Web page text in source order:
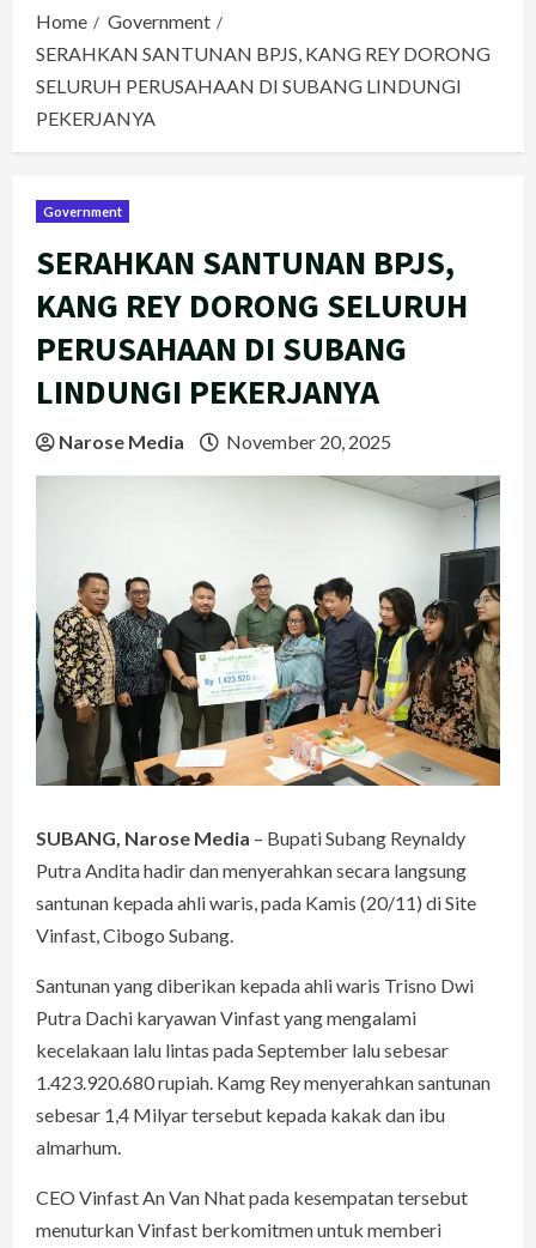
Home
Government
SERAHKAN SANTUNAN BPJS, KANG REY DORONG
SELURUH PERUSAHAAN DI SUBANG LINDUNGI
PEKERJANYA
Government
SERAHKAN SANTUNAN BPJS,
KANG REY DORONG SELURUH
PERUSAHAAN DI SUBANG
LINDUNGI PEKERJANYA
Narose Media November 20, 2025
SUBANG, Narose Media – Bupati Subang Reynaldy
Putra Andita hadir dan menyerahkan secara langsung
santunan kepada ahli waris, pada Kamis (20/11) di Site
Vinfast, Cibogo Subang.
Santunan yang diberikan kepada ahli waris Trisno Dwi
Putra Dachi karyawan Vinfast yang mengalami
kecelakaan lalu lintas pada September lalu sebesar
1.423.920.680 rupiah. Kamg Rey menyerahkan santunan
sebesar 1,4 Milyar tersebut kepada kakak dan ibu
almarhum.
CEO Vinfast An Van Nhat pada kesempatan tersebut
menuturkan Vinfast berkomitmen untuk memberi